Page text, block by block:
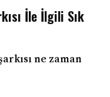
İle İlgili Sık
ne zaman